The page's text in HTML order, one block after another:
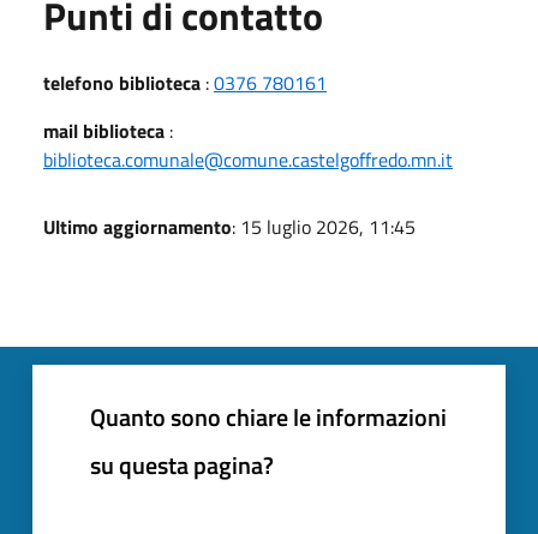
Punti di contatto
telefono biblioteca :0376 780161
mail biblioteca :
biblioteca.comunale@comune.castelgoffredo.mn.it
Ultimo aggiornamento: 15 luglio 2026, 11:45
Quanto sono chiare le informazioni
su questa pagina?